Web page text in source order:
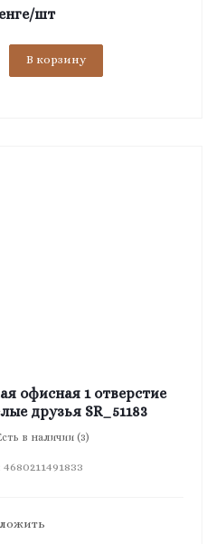
/шт
В корзину
офисная 1 отверстие
друзья SR_51183
в наличии (3)